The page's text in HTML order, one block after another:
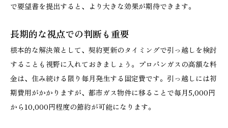
で要望書を提出すると、より大きな効果が期待できます。
長期的な視点での判断も重要
根本的な解決策として、契約更新のタイミングで引っ越しを検討
することも視野に入れておきましょう。プロパンガスの高額な料
金は、住み続ける限り毎月発生する固定費です。引っ越しには初
期費用がかかりますが、都市ガス物件に移ることで毎月5,000円
から10,000円程度の節約が可能になります。